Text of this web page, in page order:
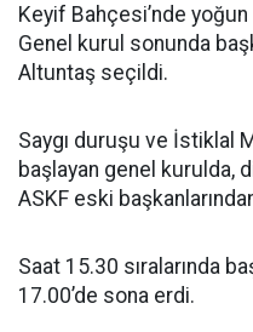
Keyif Bahçesi’nde
Genel kurul sonunda
Altuntaş seçildi.
Saygı duruşu ve İstiklal
başlayan genel kurulda,
ASKF eski
Saat 15.30 sıralarında
17.00’de sona erdi.